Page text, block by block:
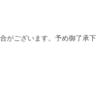
がございます。予め御了承下